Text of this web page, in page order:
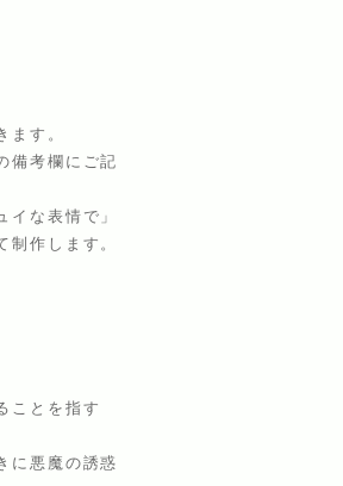
す。
備考欄にご記
な表情で」
作します。
ことを指す
に悪魔の誘惑